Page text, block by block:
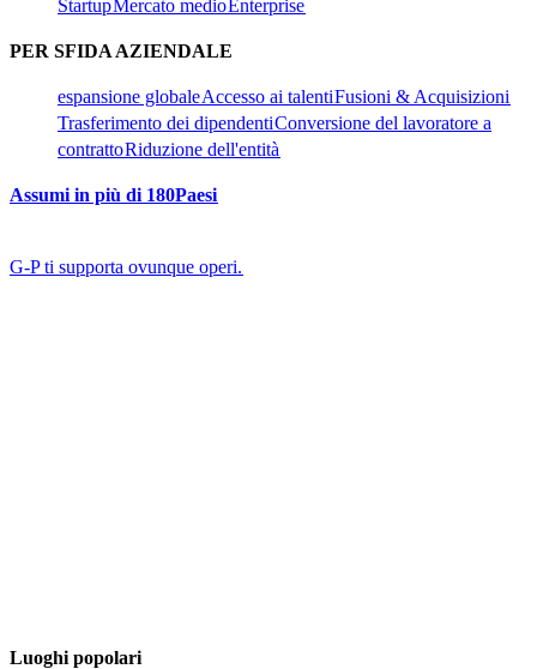
Startup​​Mercato medio​​ Enterprise​​
PER SFIDA AZIENDALE​​
espansione globale​​Accesso ai talenti​​Fusioni & Acquisizioni​​
Trasferimento dei dipendenti​​Conversione del lavoratore a
contratto​​Riduzione dell'entità​​
Assumi in più di 180Paesi​​
G-P ti supporta ovunque operi.​​
Luoghi popolari​​